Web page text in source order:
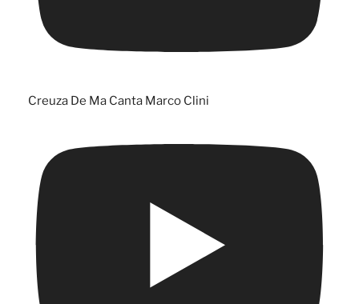
Creuza De Ma Canta Marco Clini